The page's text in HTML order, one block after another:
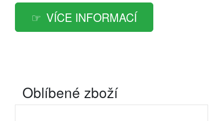
VÍCE INFORMACÍ
Oblíbené zboží